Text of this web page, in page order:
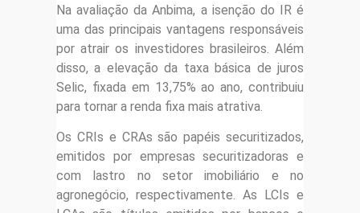
Na avaliação da Anbima, a isenção do IR é
uma das principais vantagens responsáveis
por atrair os investidores brasileiros. Além
disso, a elevação da taxa básica de juros
Selic, fixada em 13,75% ao ano, contribuiu
para tornar a renda fixa mais atrativa.
Os CRIs e CRAs são papéis securitizados,
emitidos por empresas securitizadoras e
com lastro no setor imobiliário e no
agronegócio, respectivamente. As LCIs e